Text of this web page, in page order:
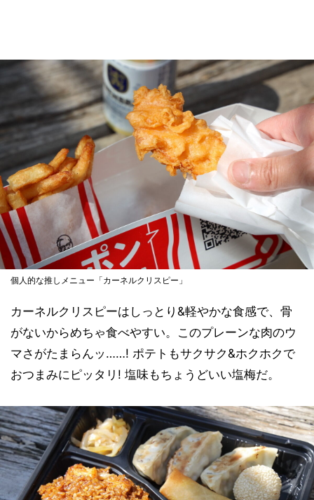
個人的な推しメニュー「カーネルクリスピー」
カーネルクリスピーはしっとり&軽やかな食感で、骨
がないからめちゃ食べやすい。このプレーンな肉のウ
マさがたまらんッ……! ポテトもサクサク&ホクホクで
おつまみにピッタリ! 塩味もちょうどいい塩梅だ。